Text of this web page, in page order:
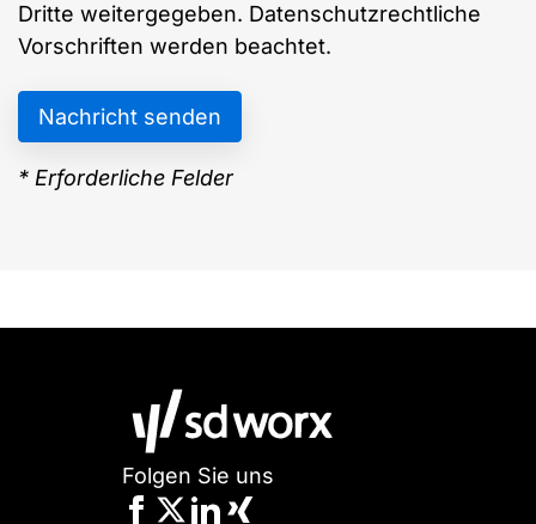
Dritte weitergegeben. Datenschutzrechtliche
Vorschriften werden beachtet.
* Erforderliche Felder
Folgen Sie uns